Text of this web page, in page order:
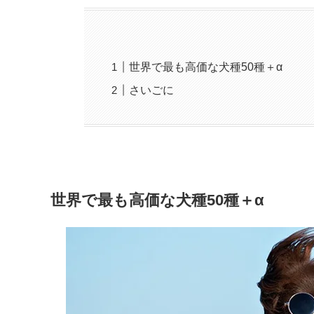
世界で最も高価な犬種50種＋α
さいごに
世界で最も高価な犬種50種＋α